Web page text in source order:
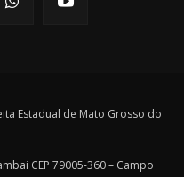
Estadual de Mato Grosso do
CEP 79005-360 – Campo